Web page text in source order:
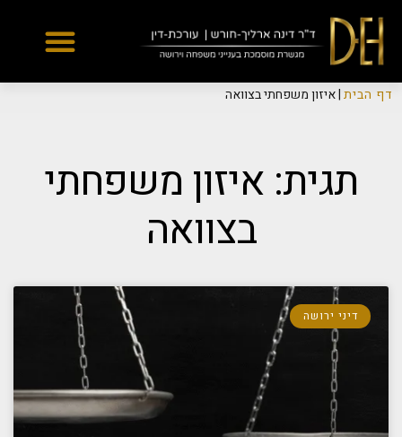
Yes
...
דף הבית|איזון משפחתי בצוואה
תגית: איזון משפחתי
בצוואה
דיני ירושה